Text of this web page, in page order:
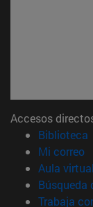
Accesos
Biblioteca
Mi correo
Aula
Búsqueda
Trabaja